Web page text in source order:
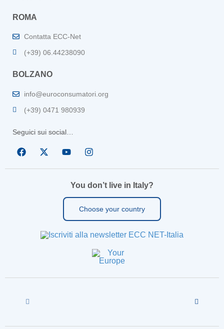
ROMA
Contatta ECC-Net
(+39) 06.44238090
BOLZANO
info@euroconsumatori.org
(+39) 0471 980939
Seguici sui social…
You don’t live in Italy?
Choose your country